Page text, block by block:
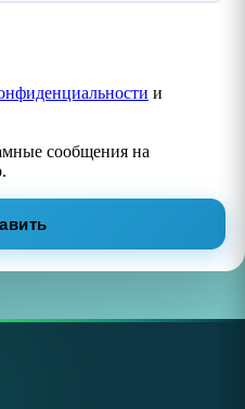
и
сообщения на